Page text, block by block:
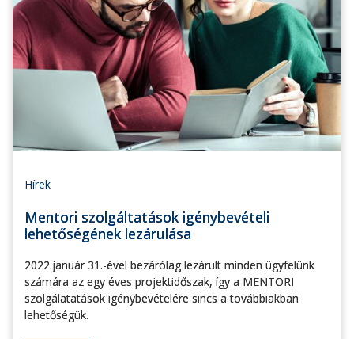
Hírek
Mentori szolgáltatások igénybevételi
lehetőségének lezárulása
2022.január 31.-ével bezárólag lezárult minden ügyfelünk
számára az egy éves projektidőszak, így a MENTORI
szolgálatatások igénybevételére sincs a továbbiakban
lehetőségük.